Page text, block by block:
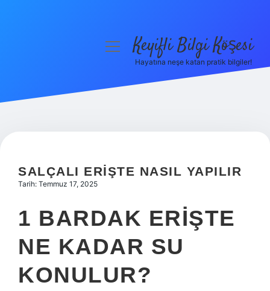
Hakkımızda
menüyüKeyifli Bilgi Köşesi
Hayatına neşe katan pratik bilgiler!
SALÇALI ERIŞTE NASIL YAPILIR
Tarih: Temmuz 17, 2025
1 BARDAK ERIŞTE
NE KADAR SU
KONULUR?